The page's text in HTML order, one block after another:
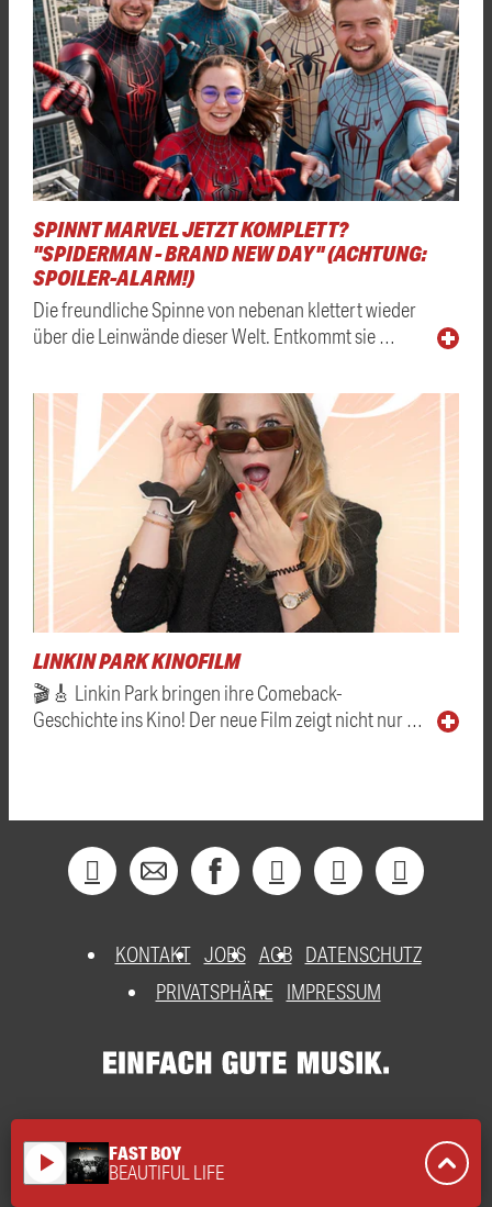
SPINNT MARVEL JETZT KOMPLETT?
"SPIDERMAN - BRAND NEW DAY" (ACHTUNG:
SPOILER-ALARM!)
Die freundliche Spinne von nebenan klettert wieder
über die Leinwände dieser Welt. Entkommt sie …
LINKIN PARK KINOFILM
🎬🎸 Linkin Park bringen ihre Comeback-
Geschichte ins Kino! Der neue Film zeigt nicht nur …
KONTAKT JOBS AGB DATENSCHUTZ
PRIVATSPHÄRE
IMPRESSUM
play_arrow FAST BOY
BEAUTIFUL LIFE